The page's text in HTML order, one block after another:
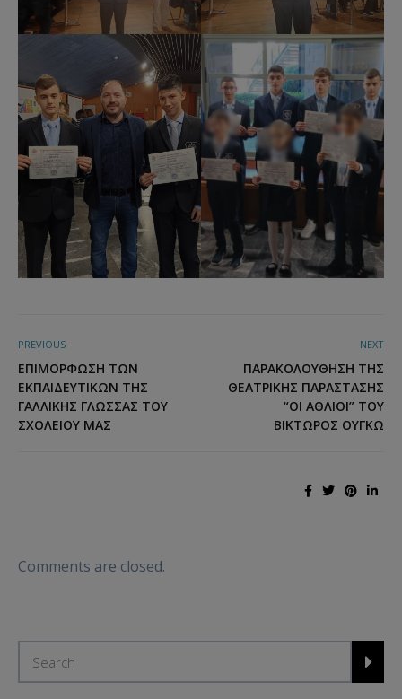
PREVIOUS
ΕΠΙΜΌΡΦΩΣΗ ΤΩΝ
ΕΚΠΑΙΔΕΥΤΙΚΏΝ ΤΗΣ
ΓΑΛΛΙΚΉΣ ΓΛΏΣΣΑΣ ΤΟΥ
ΣΧΟΛΕΊΟΥ ΜΑΣ
NEXT
ΠΑΡΑΚΟΛΟΎΘΗΣΗ ΤΗΣ
ΘΕΑΤΡΙΚΉΣ ΠΑΡΆΣΤΑΣΗΣ
“ΟΙ ΆΘΛΙΟΙ” ΤΟΥ
ΒΊΚΤΩΡΟΣ ΟΥΓΚΏ
Comments are closed.